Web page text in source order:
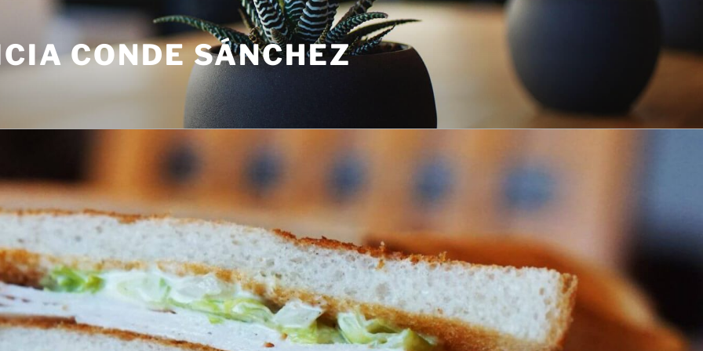
CONDE SÁNCHEZ